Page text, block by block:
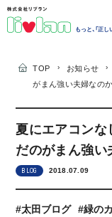
もっと、「正し
TOP › お知らせ ›
がまん強い夫婦なの
夏にエアコンな
だのがまん強い
BLOG 2018.07.09
#太田ブログ #緑の